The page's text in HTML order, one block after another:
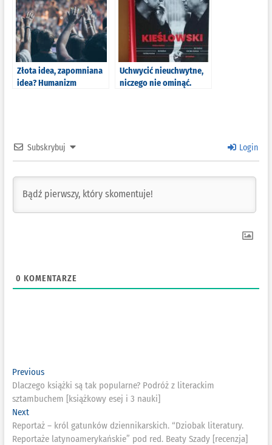
Złota idea, zapomniana
idea? Humanizm
Uchwycić nieuchwytne,
niczego nie ominąć.
Subskrybuj
Login
0 KOMENTARZE
Nawigacja
wpisu
PreviousPrevious
post:
Dlaczego książki są tak popularne? Podróż z literackim
sztambuchem [książkowy esej i 3 nauki]
NextNext
post:
Reportaż – król gatunków dziennikarskich. “Dziobak literatury.
Reportaże latynoamerykańskie” pod red. Beaty Szady [recenzja]